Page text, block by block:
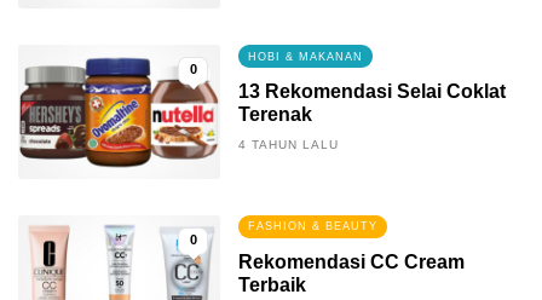
0
HOBI & MAKANAN
13 Rekomendasi Selai Coklat
Terenak
4 TAHUN LALU
0
FASHION & BEAUTY
Rekomendasi CC Cream
Terbaik